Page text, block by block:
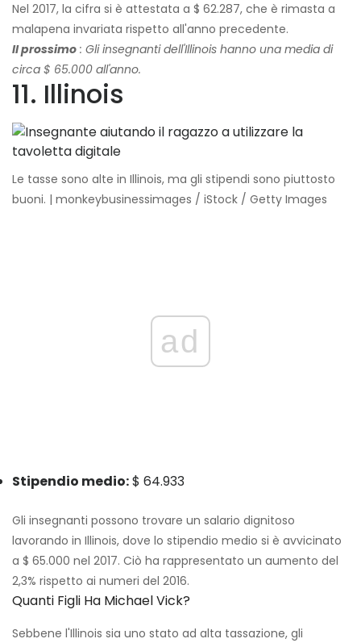
Nel 2017, la cifra si è attestata a $ 62.287, che è rimasta a
malapena invariata rispetto all'anno precedente.
Il prossimo : Gli insegnanti dell'Illinois hanno una media di
circa $ 65.000 all'anno.
11. Illinois
Le tasse sono alte in Illinois, ma gli stipendi sono piuttosto
buoni. | monkeybusinessimages / iStock / Getty Images
ad
Stipendio medio:$ 64.933
Gli insegnanti possono trovare un salario dignitoso
lavorando in Illinois, dove lo stipendio medio si è avvicinato
a $ 65.000 nel 2017. Ciò ha rappresentato un aumento del
2,3% rispetto ai numeri del 2016.
Quanti Figli Ha Michael Vick?
Sebbene l'Illinois sia uno stato ad alta tassazione, gli